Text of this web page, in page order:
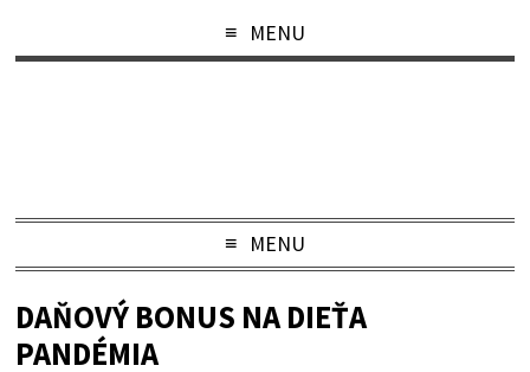
MENU
MENU
DAŇOVÝ BONUS NA DIEŤA
PANDÉMIA